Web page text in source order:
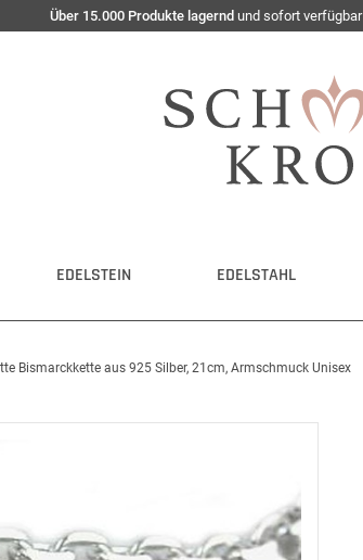
Über 15.000 Produkte lagernd und sofort verfügbar
EDELSTEIN EDELSTAHL
Bismarckkette aus 925 Silber, 21cm, Armschmuck Unisex